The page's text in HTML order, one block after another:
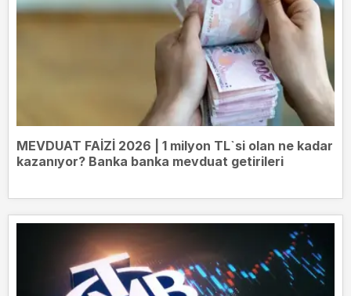
MEVDUAT FAİZİ 2026 | 1 milyon TL`si olan ne kadar
kazanıyor? Banka banka mevduat getirileri